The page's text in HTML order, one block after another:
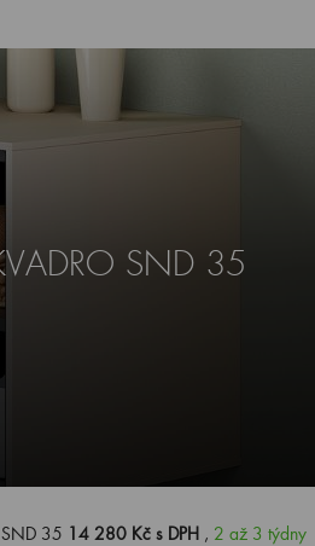
SND 35
35 14 280 Kč s DPH , 2 až 3 týdny